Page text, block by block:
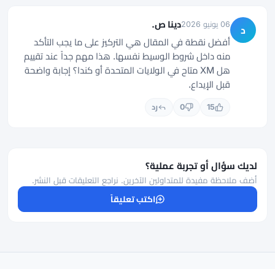
د دينا ص. 06 يونيو 2026
أفضل نقطة في المقال هي التركيز على ما يجب التأكد
منه داخل شروط الوسيط نفسها. هذا مهم جداً عند تقييم
هل XM متاح في الولايات المتحدة أو كندا؟ إجابة واضحة
قبل الإيداع.
15
0 رد
لديك سؤال أو تجربة عملية؟
أضف ملاحظة مفيدة للمتداولين الآخرين. نراجع التعليقات قبل النشر.
اكتب تعليقاً